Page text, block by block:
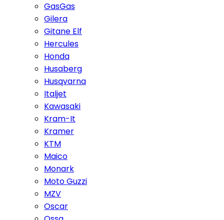
GasGas
Gilera
Gitane Elf
Hercules
Honda
Husaberg
Husqvarna
Italjet
Kawasaki
Kram-It
Kramer
KTM
Maico
Monark
Moto Guzzi
MZV
Oscar